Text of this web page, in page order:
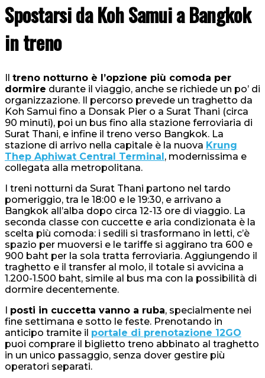
Spostarsi da Koh Samui a Bangkok
in treno
Il treno notturno è l’opzione più comoda per
dormire durante il viaggio, anche se richiede un po’ di
organizzazione. Il percorso prevede un traghetto da
Koh Samui fino a Donsak Pier o a Surat Thani (circa
90 minuti), poi un bus fino alla stazione ferroviaria di
Surat Thani, e infine il treno verso Bangkok. La
stazione di arrivo nella capitale è la nuova Krung
Thep Aphiwat Central Terminal, modernissima e
collegata alla metropolitana.
I treni notturni da Surat Thani partono nel tardo
pomeriggio, tra le 18:00 e le 19:30, e arrivano a
Bangkok all’alba dopo circa 12-13 ore di viaggio. La
seconda classe con cuccette e aria condizionata è la
scelta più comoda: i sedili si trasformano in letti, c’è
spazio per muoversi e le tariffe si aggirano tra 600 e
900 baht per la sola tratta ferroviaria. Aggiungendo il
traghetto e il transfer al molo, il totale si avvicina a
1.200-1.500 baht, simile al bus ma con la possibilità di
dormire decentemente.
I posti in cuccetta vanno a ruba, specialmente nei
fine settimana e sotto le feste. Prenotando in
anticipo tramite il portale di prenotazione 12GO
puoi comprare il biglietto treno abbinato al traghetto
in un unico passaggio, senza dover gestire più
operatori separati.